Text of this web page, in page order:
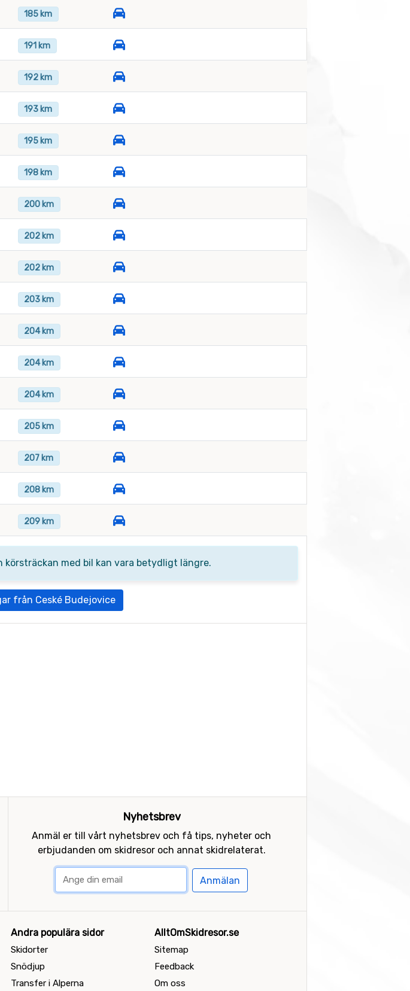
185 km
191 km
192 km
193 km
195 km
198 km
200 km
202 km
202 km
203 km
204 km
204 km
204 km
205 km
207 km
208 km
209 km
med bil kan vara betydligt längre.
från Ceské Budejovice
Nyhetsbrev
Anmäl er till vårt nyhetsbrev och få tips, nyheter och
erbjudanden om skidresor och annat skidrelaterat.
Anmälan
Andra populära sidor
Skidorter
Snödjup
Transfer i Alperna
AlltOmSkidresor.se
Sitemap
Feedback
Om oss